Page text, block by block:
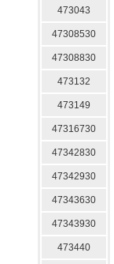
473043
47308530
47308830
473132
473149
47316730
47342830
47342930
47343630
47343930
473440